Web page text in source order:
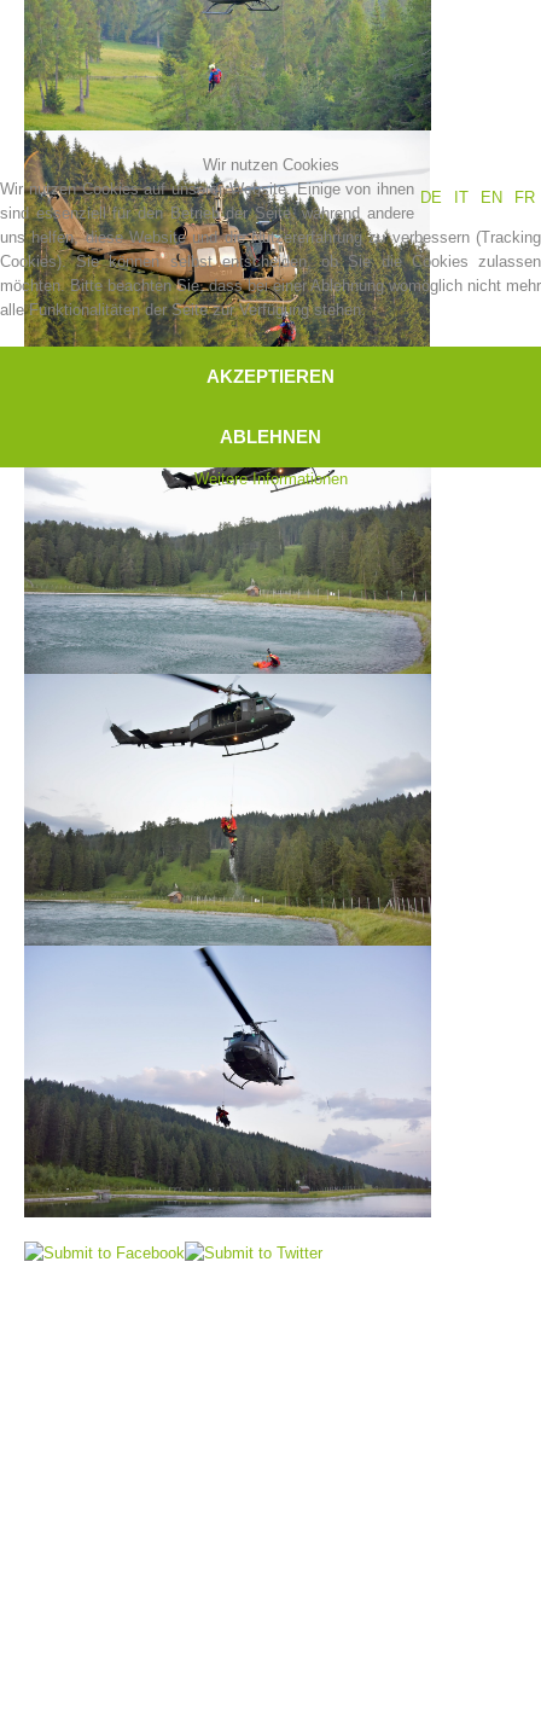
Wir nutzen Cookies
DE
IT EN FR
Wir nutzen Cookies auf unserer Website. Einige von ihnen
sind essenziell für den Betrieb der Seite, während andere
uns helfen, diese Website und die Nutzererfahrung zu verbessern (Tracking
Cookies). Sie können selbst entscheiden, ob Sie die Cookies zulassen
möchten. Bitte beachten Sie, dass bei einer Ablehnung womöglich nicht mehr
alle Funktionalitäten der Seite zur Verfügung stehen.
AKZEPTIEREN
ABLEHNEN
Weitere Informationen